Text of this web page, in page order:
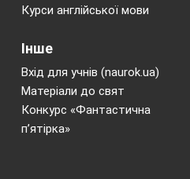
Курси англійської мови
Інше
Вхід для учнів (naurok.ua)
Матеріали до свят
Конкурс «Фантастична
п’ятірка»